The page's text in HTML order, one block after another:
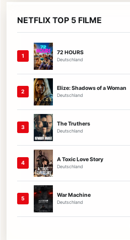
NETFLIX TOP 5 FILME
1 72 HOURS
Deutschland
2 Elize: Shadows of a Woman
Deutschland
3 The Truthers
Deutschland
4 A Toxic Love Story
Deutschland
5 War Machine
Deutschland